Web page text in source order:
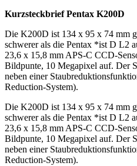
Kurzsteckbrief Pentax K200D
Die K200D ist 134 x 95 x 74 mm
schwerer als die Pentax *ist D L2
23,6 x 15,8 mm APS-C CCD-
Bildpunte, 10 Megapixel auf. Der
neben einer
Reduction-System).
Die K200D ist 134 x 95 x 74 mm
schwerer als die Pentax *ist D L2
23,6 x 15,8 mm APS-C CCD-
Bildpunte, 10 Megapixel auf. Der
neben einer
Reduction-System).